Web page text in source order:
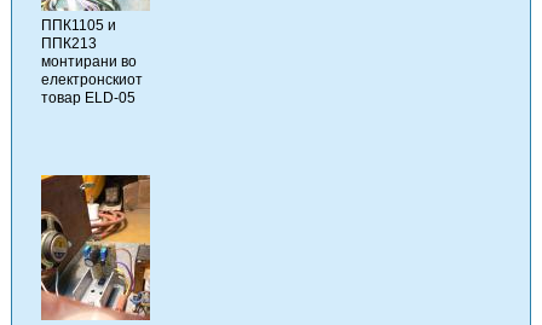
ППК1105 и
ППК213
монтирани во
електронскиот
товар ELD-05